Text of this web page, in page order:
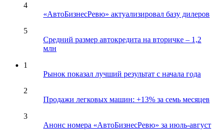
4
«АвтоБизнесРевю» актуализировал базу дилеров
5
Средний размер автокредита на вторичке – 1,2
млн
1
Рынок показал лучший результат с начала года
2
Продажи легковых машин: +13% за семь месяцев
3
Анонс номера «АвтоБизнесРевю» за июль-август